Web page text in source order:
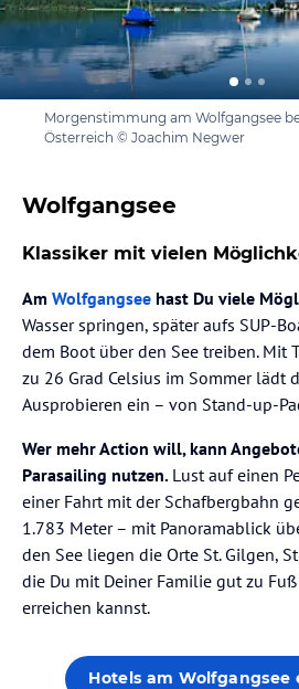
Morgenstimmung am Wolfgangsee
Österreich © Joachim Negwer
Wolfgangsee
Klassiker mit vielen
Am Wolfgangsee hast Du viele
Wasser springen, später aufs SUP-
dem Boot über den See treiben. Mit
zu 26 Grad Celsius im Sommer lädt
Ausprobieren ein – von Stand-up-
Wer mehr Action will, kann
Parasailing nutzen. Lust auf einen
einer Fahrt mit der Schafbergbahn
1.783 Meter – mit Panoramablick
den See liegen die Orte St. Gilgen,
die Du mit Deiner Familie gut zu
erreichen kannst.
Hotels am Wolfgangsee